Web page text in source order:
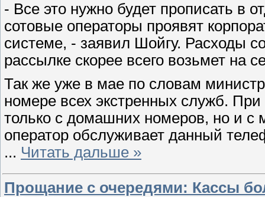
- Все это нужно будет прописать в
сотовые операторы проявят
системе, - заявил Шойгу. Расходы
рассылке скорее всего возьмет на
Так же уже в мае по словам
номере всех экстренных служб.
только с домашних номеров, но и с
оператор обслуживает данный
... Читать дальше »
Прощание с очередями: Кассы